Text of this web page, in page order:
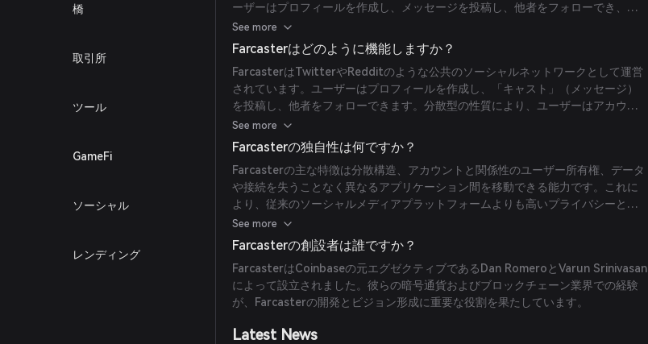
橋
取引所
ツール
GameFi
ソーシャル
レンディング
ーザーはプロフィールを作成し、メッセージを投稿し、他者をフォローでき、ア
カウントや関係性の所有権を保持し、異なるアプリケーション間をシームレスに
移動できます。
See more
Farcasterはどのように機能しますか？
FarcasterはTwitterやRedditのような公共のソーシャルネットワークとして運営
されています。ユーザーはプロフィールを作成し、「キャスト」（メッセージ）
を投稿し、他者をフォローできます。分散型の性質により、ユーザーはアカウン
トと接続の管理権を維持し、アプリケーション間のスムーズな移行が可能です。
See more
Farcasterの独自性は何ですか？
Farcasterの主な特徴は分散構造、アカウントと関係性のユーザー所有権、データ
や接続を失うことなく異なるアプリケーション間を移動できる能力です。これに
より、従来のソーシャルメディアプラットフォームよりも高いプライバシーと自
律性をユーザーに提供します。
See more
Farcasterの創設者は誰ですか？
FarcasterはCoinbaseの元エグゼクティブであるDan RomeroとVarun Srinivasan
によって設立されました。彼らの暗号通貨およびブロックチェーン業界での経験
が、Farcasterの開発とビジョン形成に重要な役割を果たしています。
Latest News